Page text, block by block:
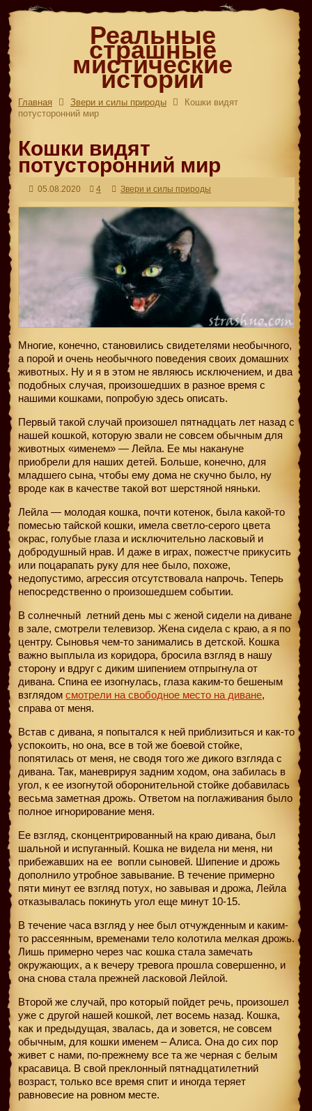
Реальные
страшные
мистические
истории
Главная Звери и силы природы
Кошки видят
потусторонний мир
Кошки видят
потусторонний мир
05.08.2020 4 Звери и силы природы
Многие, конечно, становились свидетелями необычного,
а порой и очень необычного поведения своих домашних
животных. Ну и я в этом не являюсь исключением, и два
подобных случая, произошедших в разное время с
нашими кошками, попробую здесь описать.
Первый такой случай произошел пятнадцать лет назад с
нашей кошкой, которую звали не совсем обычным для
животных «именем» — Лейла. Ее мы накануне
приобрели для наших детей. Больше, конечно, для
младшего сына, чтобы ему дома не скучно было, ну
вроде как в качестве такой вот шерстяной няньки.
Лейла — молодая кошка, почти котенок, была какой-то
помесью тайской кошки, имела светло-серого цвета
окрас, голубые глаза и исключительно ласковый и
добродушный нрав. И даже в играх, пожестче прикусить
или поцарапать руку для нее было, похоже,
недопустимо, агрессия отсутствовала напрочь. Теперь
непосредственно о произошедшем событии.
В солнечный летний день мы с женой сидели на диване
в зале, смотрели телевизор. Жена сидела с краю, а я по
центру. Сыновья чем-то занимались в детской. Кошка
важно выплыла из коридора, бросила взгляд в нашу
сторону и вдруг с диким шипением отпрыгнула от
дивана. Спина ее изогнулась, глаза каким-то бешеным
взглядом смотрели на свободное место на диване,
справа от меня.
Встав с дивана, я попытался к ней приблизиться и как-то
успокоить, но она, все в той же боевой стойке,
попятилась от меня, не сводя того же дикого взгляда с
дивана. Так, маневрируя задним ходом, она забилась в
угол, к ее изогнутой оборонительной стойке добавилась
весьма заметная дрожь. Ответом на поглаживания было
полное игнорирование меня.
Ее взгляд, сконцентрированный на краю дивана, был
шальной и испуганный. Кошка не видела ни меня, ни
прибежавших на ее вопли сыновей. Шипение и дрожь
дополнило утробное завывание. В течение примерно
пяти минут ее взгляд потух, но завывая и дрожа, Лейла
отказывалась покинуть угол еще минут 10-15.
В течение часа взгляд у нее был отчужденным и каким-
то рассеянным, временами тело колотила мелкая дрожь.
Лишь примерно через час кошка стала замечать
окружающих, а к вечеру тревога прошла совершенно, и
она снова стала прежней ласковой Лейлой.
Второй же случай, про который пойдет речь, произошел
уже с другой нашей кошкой, лет восемь назад. Кошка,
как и предыдущая, звалась, да и зовется, не совсем
обычным, для кошки именем – Алиса. Она до сих пор
живет с нами, по-прежнему все та же черная с белым
красавица. В свой преклонный пятнадцатилетний
возраст, только все время спит и иногда теряет
равновесие на ровном месте.